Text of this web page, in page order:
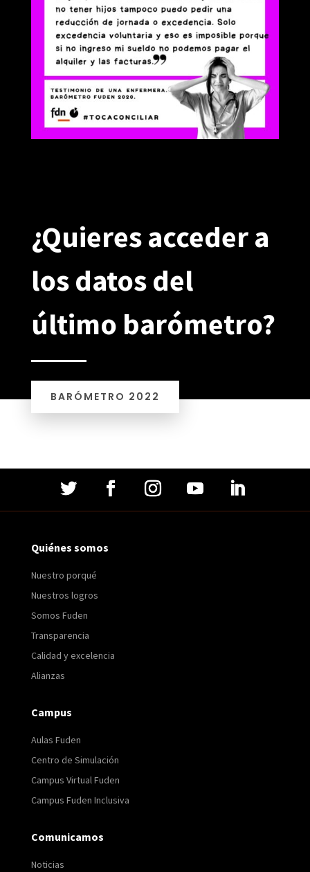
¿Quieres acceder a
los datos del
último barómetro?
BARÓMETRO 2022
Quiénes somos
Nuestro porqué
Nuestros logros
Somos Fuden
Transparencia
Calidad y excelencia
Alianzas
Campus
Aulas Fuden
Centro de Simulación
Campus Virtual Fuden
Campus Fuden Inclusiva
Comunicamos
Noticias